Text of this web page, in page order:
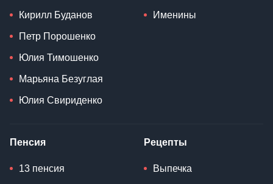
Кирилл Буданов
Петр Порошенко
Юлия Тимошенко
Марьяна Безуглая
Юлия Свириденко
Именины
Пенсия
13 пенсия
Рецепты
Выпечка